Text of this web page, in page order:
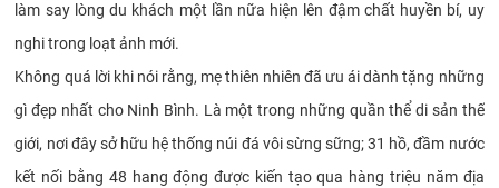
làm say lòng du khách một lần nữa hiện lên đậm chất huyền bí, uy
nghi trong loạt ảnh mới.
Không quá lời khi nói rằng, mẹ thiên nhiên đã ưu ái dành tặng những
gì đẹp nhất cho Ninh Bình. Là một trong những quần thể di sản thế
giới, nơi đây sở hữu hệ thống núi đá vôi sừng sững; 31 hồ, đầm nước
kết nối bằng 48 hang động được kiến tạo qua hàng triệu năm địa